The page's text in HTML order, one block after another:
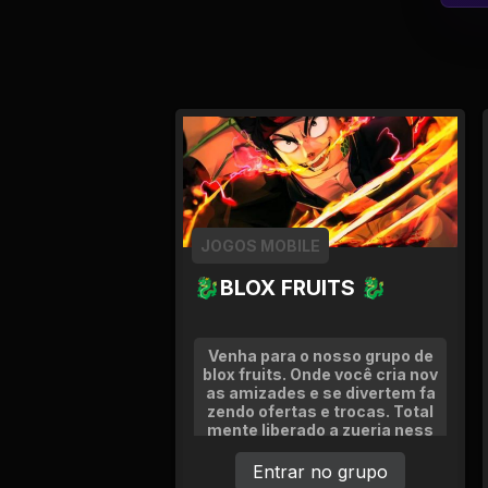
Adulto (+18)
🐉BLOX FRUITS 🐉
JOGOS MOBILE
Venha para o nosso grupo de
blox fruits. Onde você cria nov
as amizades e se divertem fa
zendo ofertas e trocas. Total
mente liberado a zueria ness
e grupo,então venha e seja fel
iz.
Entrar no grupo